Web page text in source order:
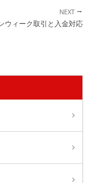
ウィーク取引と入金対応
→